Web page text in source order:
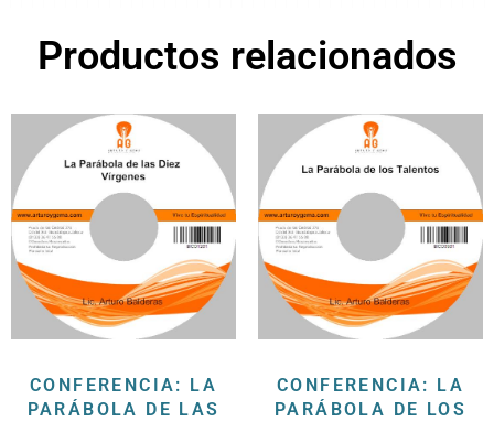
Productos relacionados
CONFERENCIA: LA
PARÁBOLA DE LAS
CONFERENCIA: LA
PARÁBOLA DE LOS